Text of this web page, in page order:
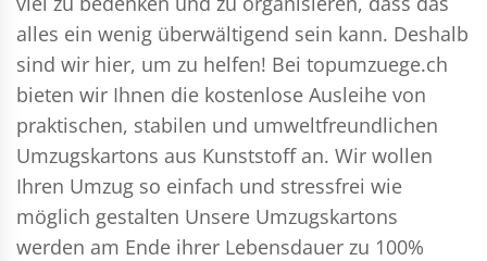
alles ein wenig überwältigend sein kann. Deshalb
sind wir hier, um zu helfen! Bei topumzuege.ch
bieten wir Ihnen die kostenlose Ausleihe von
praktischen, stabilen und umweltfreundlichen
Umzugskartons aus Kunststoff an. Wir wollen
Ihren Umzug so einfach und stressfrei wie
möglich gestalten Unsere Umzugskartons
werden am Ende ihrer Lebensdauer zu 100%